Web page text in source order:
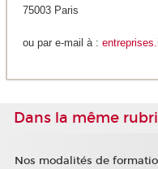
75003 Paris
ou par e-mail à :
Dans la même
Nos modalités de